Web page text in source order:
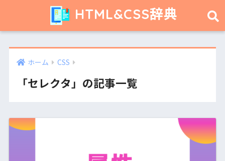
HTML&CSS辞典
ホーム CSS
「セレクタ」の記事一覧